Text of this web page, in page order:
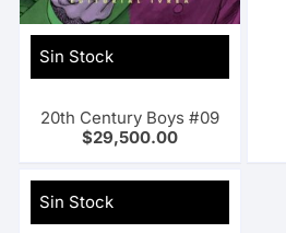
Sin Stock
20th Century Boys #09
$29,500.00
Sin Stock